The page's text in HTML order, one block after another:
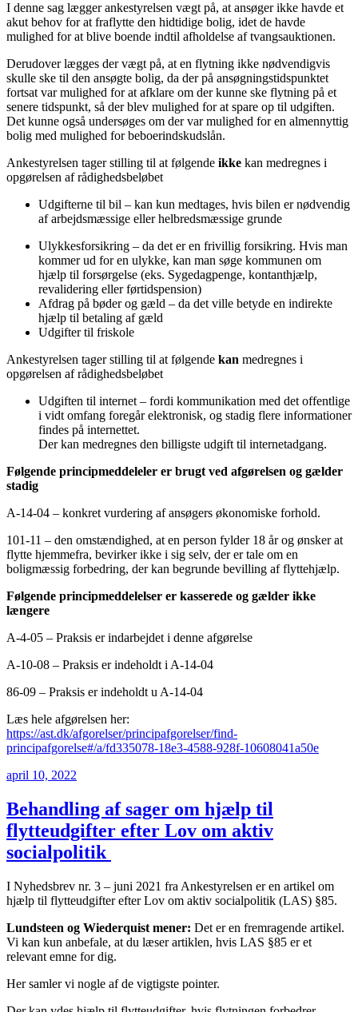
I denne sag lægger ankestyrelsen vægt på, at ansøger ikke havde et
akut behov for at fraflytte den hidtidige bolig, idet de havde
mulighed for at blive boende indtil afholdelse af tvangsauktionen.
Derudover lægges der vægt på, at en flytning ikke nødvendigvis
skulle ske til den ansøgte bolig, da der på ansøgningstidspunktet
fortsat var mulighed for at afklare om der kunne ske flytning på et
senere tidspunkt, så der blev mulighed for at spare op til udgiften.
Det kunne også undersøges om der var mulighed for en almennyttig
bolig med mulighed for beboerindskudslån.
Ankestyrelsen tager stilling til at følgende ikke kan medregnes i
opgørelsen af rådighedsbeløbet
Udgifterne til bil – kan kun medtages, hvis bilen er nødvendig
af arbejdsmæssige eller helbredsmæssige grunde
Ulykkesforsikring – da det er en frivillig forsikring. Hvis man
kommer ud for en ulykke, kan man søge kommunen om
hjælp til forsørgelse (eks. Sygedagpenge, kontanthjælp,
revalidering eller førtidspension)
Afdrag på bøder og gæld – da det ville betyde en indirekte
hjælp til betaling af gæld
Udgifter til friskole
Ankestyrelsen tager stilling til at følgende kan medregnes i
opgørelsen af rådighedsbeløbet
Udgiften til internet – fordi kommunikation med det offentlige
i vidt omfang foregår elektronisk, og stadig flere informationer
findes på internettet.
Der kan medregnes den billigste udgift til internetadgang.
Følgende principmeddeleler er brugt ved afgørelsen og gælder
stadig
A-14-04 – konkret vurdering af ansøgers økonomiske forhold.
101-11 – den omstændighed, at en person fylder 18 år og ønsker at
flytte hjemmefra, bevirker ikke i sig selv, der er tale om en
boligmæssig forbedring, der kan begrunde bevilling af flyttehjælp.
Følgende principmeddelelser er kasserede og gælder ikke
længere
A-4-05 – Praksis er indarbejdet i denne afgørelse
A-10-08 – Praksis er indeholdt i A-14-04
86-09 – Praksis er indeholdt u A-14-04
Læs hele afgørelsen her:
https://ast.dk/afgorelser/principafgorelser/find-
principafgorelse#/a/fd335078-18e3-4588-928f-10608041a50e
Udgivet
april 10, 2022
Behandling af sager om hjælp til
flytteudgifter efter Lov om aktiv
socialpolitik
I Nyhedsbrev nr. 3 – juni 2021 fra Ankestyrelsen er en artikel om
hjælp til flytteudgifter efter Lov om aktiv socialpolitik (LAS) §85.
Lundsteen og Wiederquist mener: Det er en fremragende artikel.
Vi kan kun anbefale, at du læser artiklen, hvis LAS §85 er et
relevant emne for dig.
Her samler vi nogle af de vigtigste pointer.